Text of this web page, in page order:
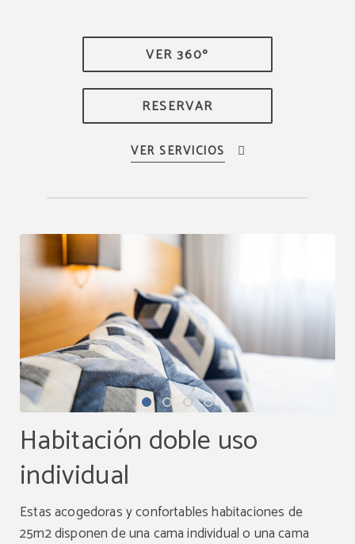
VER 360º
RESERVAR
Habitación doble uso
individual
Estas acogedoras y confortables habitaciones de
25m2 disponen de una cama individual o una cama